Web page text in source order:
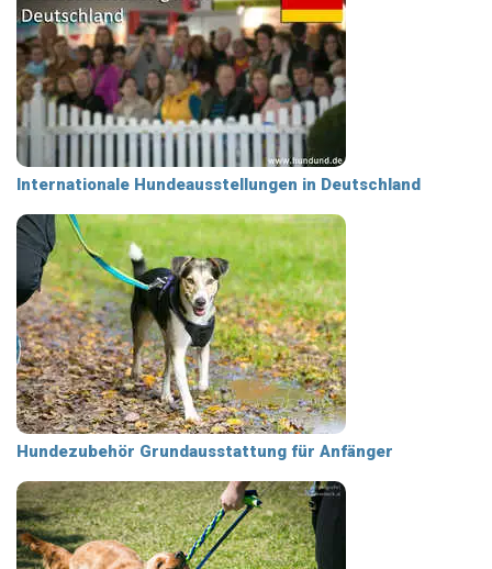
Internationale Hundeausstellungen in Deutschland
Hundezubehör Grundausstattung für Anfänger